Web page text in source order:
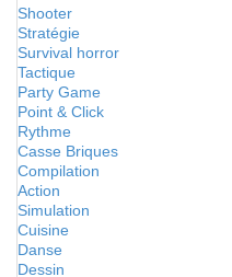
Shooter
Stratégie
Survival horror
Tactique
Party Game
Point & Click
Rythme
Casse Briques
Compilation
Action
Simulation
Cuisine
Danse
Dessin